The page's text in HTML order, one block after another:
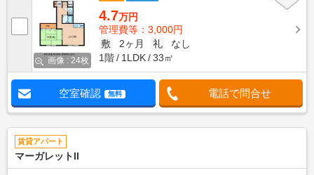
画像 : 24枚
4.7万円
管理費等：3,000円
敷
2ヶ月 礼
なし
1階
1LDK 33㎡
空室確認 無料 電話で問合せ
賃貸アパート
マーガレットII